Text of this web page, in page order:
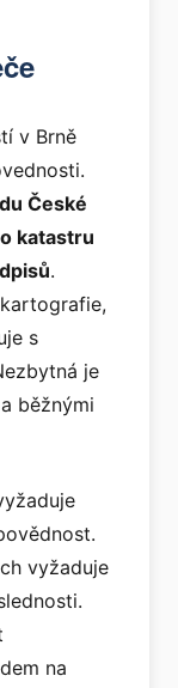
v Brně
České
katastru
.
s
je
běžnými
vyžaduje
na